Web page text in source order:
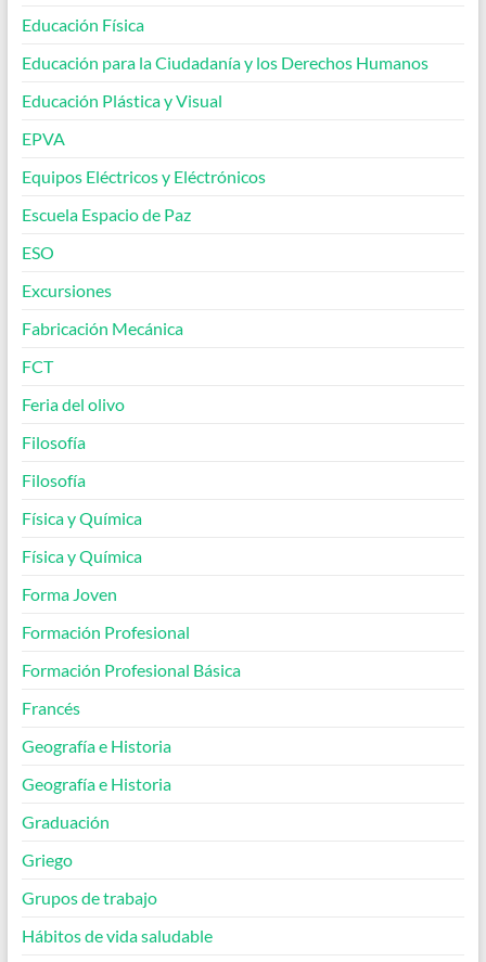
Educación Física
Educación para la Ciudadanía y los Derechos Humanos
Educación Plástica y Visual
EPVA
Equipos Eléctricos y Eléctrónicos
Escuela Espacio de Paz
ESO
Excursiones
Fabricación Mecánica
FCT
Feria del olivo
Filosofía
Filosofía
Física y Química
Física y Química
Forma Joven
Formación Profesional
Formación Profesional Básica
Francés
Geografía e Historia
Geografía e Historia
Graduación
Griego
Grupos de trabajo
Hábitos de vida saludable